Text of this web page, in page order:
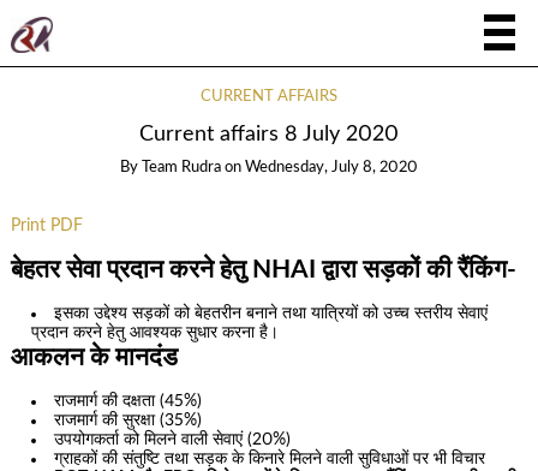
CURRENT AFFAIRS
Current affairs 8 July 2020
By Team Rudra on Wednesday, July 8, 2020
Print PDF
बेहतर सेवा प्रदान करने हेतु NHAI द्वारा सड़कों की रैंकिंग-
इसका उद्देश्य सड़कों को बेहतरीन बनाने तथा यात्रियों को उच्च स्तरीय सेवाएं
प्रदान करने हेतु आवश्यक सुधार करना है।
आकलन के मानदंड
राजमार्ग की दक्षता (45%)
राजमार्ग की सुरक्षा (35%)
उपयोगकर्ता को मिलने वाली सेवाएं (20%)
ग्राहकों की संतुष्टि तथा सड़क के किनारे मिलने वाली सुविधाओं पर भी विचार